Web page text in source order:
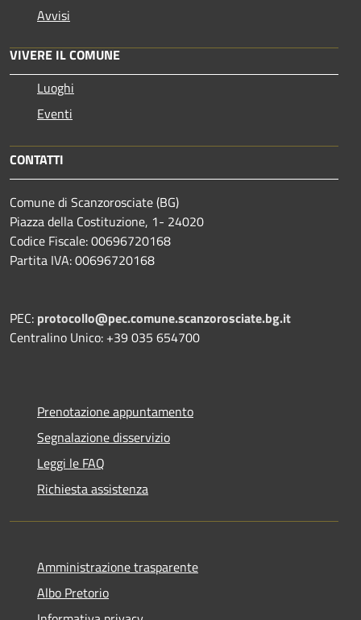
Avvisi
VIVERE IL COMUNE
Luoghi
Eventi
CONTATTI
Comune di Scanzorosciate (BG)
Piazza della Costituzione, 1- 24020
Codice Fiscale: 00696720168
Partita IVA: 00696720168
PEC: protocollo@pec.comune.scanzorosciate.bg.it
Centralino Unico: +39 035 654700
Prenotazione appuntamento
Segnalazione disservizio
Leggi le FAQ
Richiesta assistenza
Amministrazione trasparente
Albo Pretorio